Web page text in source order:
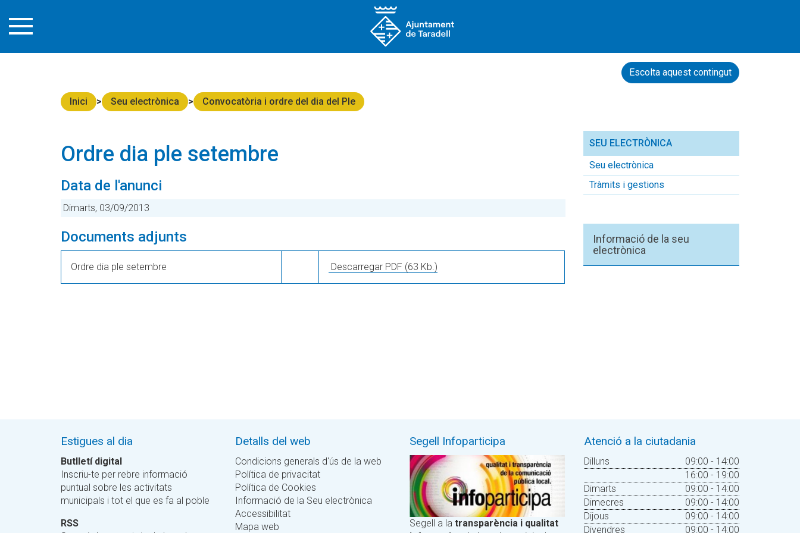
Escolta aquest contingut
Inici Seu electrònica Convocatòria i ordre del dia del Ple
Ordre dia ple setembre
Data de l'anunci
Dimarts, 03/09/2013
Documents adjunts
Ordre dia ple setembre Descarregar PDF (63 Kb.)
SEU ELECTRÒNICA
Seu electrònica
Tràmits i gestions
Informació de la seu
electrònica
Estigues al dia
Butlletí digital
Inscriu-te per rebre informació
puntual sobre les activitats
municipals i tot el que es fa al poble
RSS
Detalls del web
Condicions generals d'ús de la web
Política de privacitat
Política de Cookies
Informació de la Seu electrònica
Accessibilitat
Mapa web
Segell Infoparticipa
Segell a la transparència i qualitat
Atenció a la ciutadania
Dilluns
09:00 - 14:00
16:00 - 19:00
Dimarts
09:00 - 14:00
Dimecres
09:00 - 14:00
Dijous
09:00 - 14:00
Divendres
09:00 - 14:00